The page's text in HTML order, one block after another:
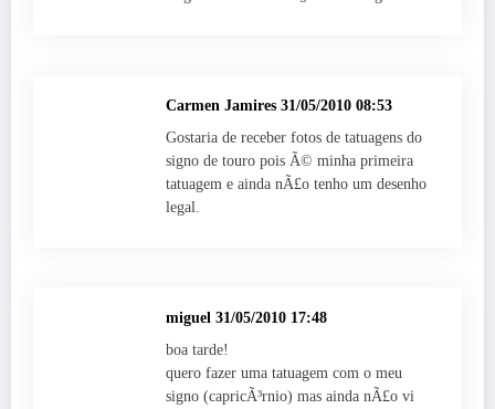
Carmen Jamires 31/05/2010 08:53
Gostaria de receber fotos de tatuagens do
signo de touro pois Ã© minha primeira
tatuagem e ainda nÃ£o tenho um desenho
legal.
miguel 31/05/2010 17:48
boa tarde!
quero fazer uma tatuagem com o meu
signo (capricÃ³rnio) mas ainda nÃ£o vi